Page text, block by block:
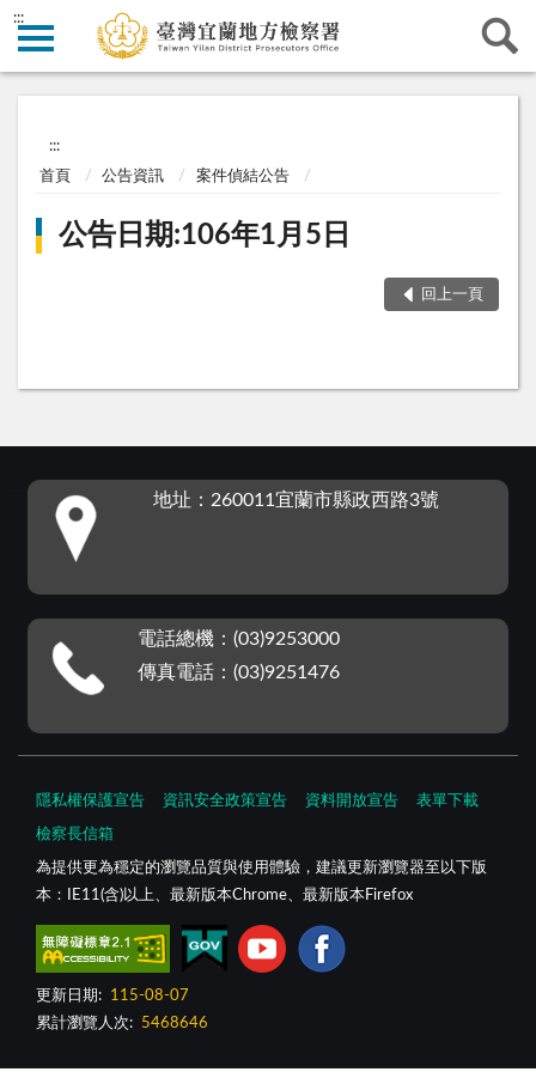
:::
:::
首頁 公告資訊 案件偵結公告
公告日期:106年1月5日
回上一頁
地址：260011宜蘭市縣政西路3號
電話總機：(03)9253000
傳真電話：(03)9251476
隱私權保護宣告 資訊安全政策宣告 資料開放宣告 表單下載
檢察長信箱
為提供更為穩定的瀏覽品質與使用體驗，建議更新瀏覽器至以下版
本：IE11(含)以上、最新版本Chrome、最新版本Firefox
更新日期:
115-08-07
累計瀏覽人次:
5468646